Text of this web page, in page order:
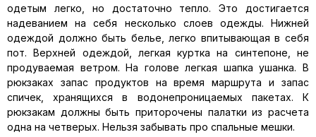
одетым легко, но достаточно тепло. Это достигается
надеванием на себя несколько слоев одежды. Нижней
одеждой должно быть белье, легко впитывающая в себя
пот. Верхней одеждой, легкая куртка на синтепоне, не
продуваемая ветром. На голове легкая шапка ушанка. В
рюкзаках запас продуктов на время маршрута и запас
спичек, хранящихся в водонепроницаемых пакетах. К
рюкзакам должны быть приторочены палатки из расчета
одна на четверых. Нельзя забывать про спальные мешки.